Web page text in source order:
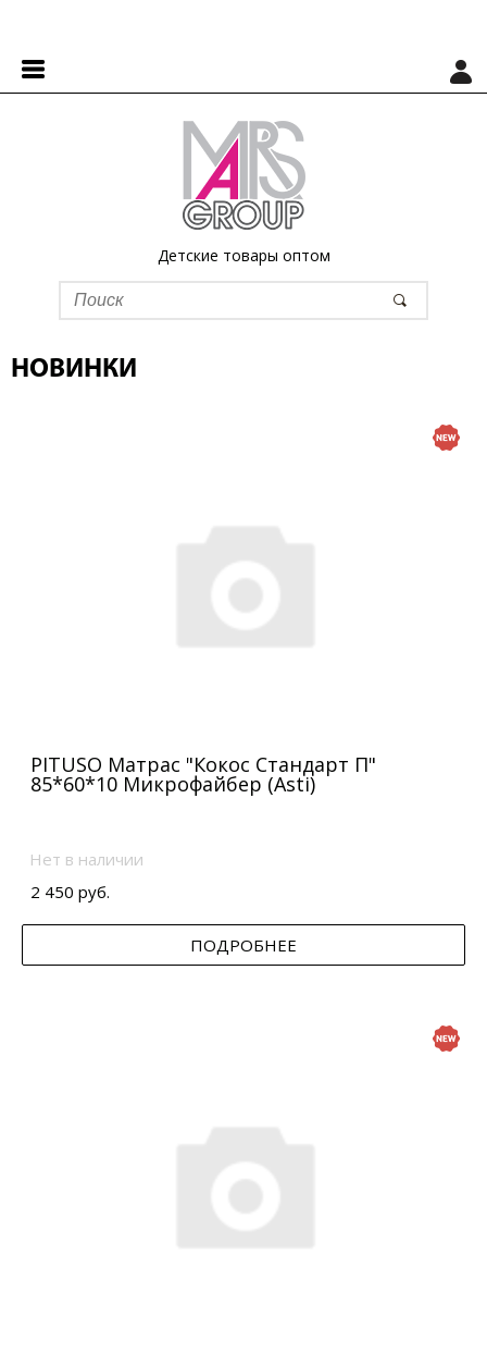
Детские товары оптом
НОВИНКИ
PITUSO Матрас "Кокос Стандарт П"
85*60*10 Микрофайбер (Asti)
Нет в наличии
2 450 руб.
ПОДРОБНЕЕ